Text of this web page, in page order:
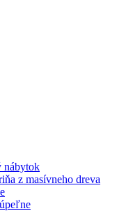
nábytok
z masívneho dreva